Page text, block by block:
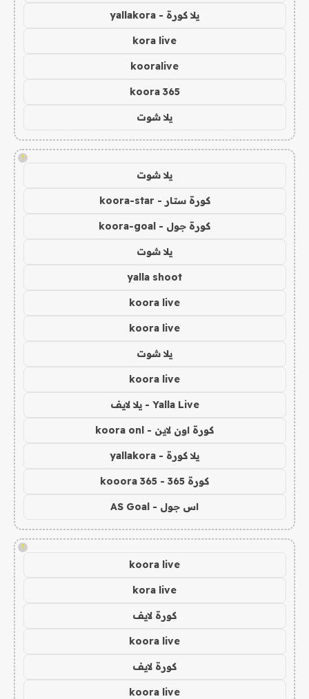
يلا كورة - yallakora
kora live
kooralive
koora 365
يلا شوت
!
يلا شوت
كورة ستار - koora-star
كورة جول - koora-goal
يلا شوت
yalla shoot
koora live
koora live
يلا شوت
koora live
Yalla Live - يلا لايف
كورة اون لاين - koora onl
يلا كورة - yallakora
كورة 365 - kooora 365
اس جول - AS Goal
!
koora live
kora live
كورة لايف
koora live
كورة لايف
koora live